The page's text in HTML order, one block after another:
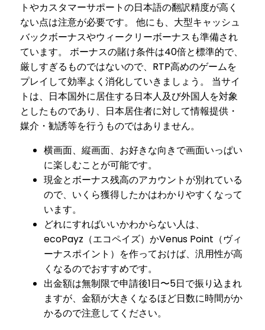
トやカスタマーサポートの日本語の翻訳精度が高く
ない点は注意が必要です。 他にも、大型キャッシュ
バックボーナスやウィークリーボーナスも準備され
ています。 ボーナスの賭け条件は40倍と標準的で、
厳しすぎるものではないので、RTP高めのゲームを
プレイして効率よく消化していきましょう。 当サイ
トは、日本国外に居住する日本人及び外国人を対象
としたものであり、日本居住者に対して情報提供・
媒介・勧誘等を行うものではありません。
横画面、縦画面、お好きな向きで画面いっぱい
に楽しむことが可能です。
現金とボーナス残高のアカウントが別れている
ので、いくら獲得したかはわかりやすくなって
います。
どれにすればいいかわからない人は、
ecoPayz（エコペイズ）かVenus Point（ヴィ
ーナスポイント）を作っておけば、汎用性が高
くなるのでおすすめです。
出金額は無制限で申請後1日〜5日で振り込まれ
ますが、金額が大きくなるほど日数に時間がか
かるので注意してください。